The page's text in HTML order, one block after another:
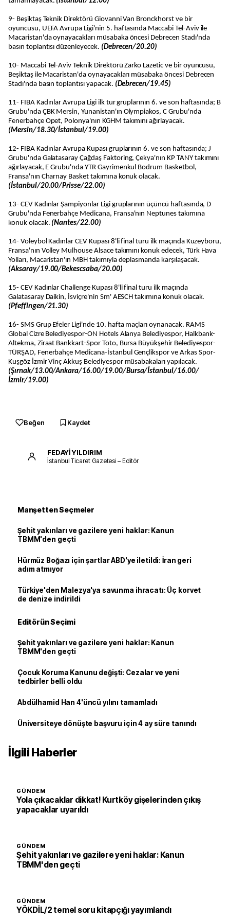
9- Beşiktaş Teknik Direktörü Giovanni Van Bronckhorst ve bir
oyuncusu, UEFA Avrupa Ligi'nin 5. haftasında Maccabi Tel-Aviv ile
Macaristan'da oynayacakları müsabaka öncesi Debrecen Stadı'nda
basın toplantısı düzenleyecek. (Debrecen/20.20)
10- Maccabi Tel-Aviv Teknik Direktörü Zarko Lazetic ve bir oyuncusu,
Beşiktaş ile Macaristan'da oynayacakları müsabaka öncesi Debrecen
Stadı'nda basın toplantısı yapacak. (Debrecen/19.45)
11- FIBA Kadınlar Avrupa Ligi ilk tur gruplarının 6. ve son haftasında; B
Grubu'nda ÇBK Mersin, Yunanistan'ın Olympiakos, C Grubu'nda
Fenerbahçe Opet, Polonya'nın KGHM takımını ağırlayacak.
(Mersin/18.30/İstanbul/19.00)
12- FIBA Kadınlar Avrupa Kupası gruplarının 6. ve son haftasında; J
Grubu'nda Galatasaray Çağdaş Faktoring, Çekya'nın KP TANY takımını
ağırlayacak, E Grubu'nda YTR Gayrimenkul Bodrum Basketbol,
Fransa'nın Charnay Basket takımına konuk olacak.
(İstanbul/20.00/Prisse/22.00)
13- CEV Kadınlar Şampiyonlar Ligi gruplarının üçüncü haftasında, D
Grubu'nda Fenerbahçe Medicana, Fransa'nın Neptunes takımına
konuk olacak. (Nantes/22.00)
14- Voleybol Kadınlar CEV Kupası 8'li final turu ilk maçında Kuzeyboru,
Fransa'nın Volley Mulhouse Alsace takımını konuk edecek, Türk Hava
Yolları, Macaristan'ın MBH takımıyla deplasmanda karşılaşacak.
(Aksaray/19.00/Bekescsaba/20.00)
15- CEV Kadınlar Challenge Kupası 8'li final turu ilk maçında
Galatasaray Daikin, İsviçre'nin Sm' AESCH takımına konuk olacak.
(Pfeffingen/21.30)
16- SMS Grup Efeler Ligi'nde 10. hafta maçları oynanacak. RAMS
Global Cizre Belediyespor-ON Hotels Alanya Belediyespor, Halkbank-
Altekma, Ziraat Bankkart-Spor Toto, Bursa Büyükşehir Belediyespor-
TÜRŞAD, Fenerbahçe Medicana-İstanbul Gençlikspor ve Arkas Spor-
Kuşgöz İzmir Vinç Akkuş Belediyespor müsabakaları yapılacak.
(Şırnak/13.00/Ankara/16.00/19.00/Bursa/İstanbul/16.00/
İzmir/19.00)
Beğen Kaydet
FEDAYİ YILDIRIM
İstanbul Ticaret Gazetesi – Editör
Manşetten Seçmeler
Şehit yakınları ve gazilere yeni haklar: Kanun
TBMM'den geçti
Hürmüz Boğazı için şartlar ABD'ye iletildi: İran geri
adım atmıyor
Türkiye'den Malezya'ya savunma ihracatı: Üç korvet
de denize indirildi
Editörün Seçimi
Şehit yakınları ve gazilere yeni haklar: Kanun
TBMM'den geçti
Çocuk Koruma Kanunu değişti: Cezalar ve yeni
tedbirler belli oldu
Abdülhamid Han 4'üncü yılını tamamladı
Üniversiteye dönüşte başvuru için 4 ay süre tanındı
İlgili Haberler
GÜNDEM
Yola çıkacaklar dikkat! Kurtköy gişelerinden çıkış
yapacaklar uyarıldı
GÜNDEM
Şehit yakınları ve gazilere yeni haklar: Kanun
TBMM'den geçti
GÜNDEM
YÖKDİL/2 temel soru kitapçığı yayımlandı